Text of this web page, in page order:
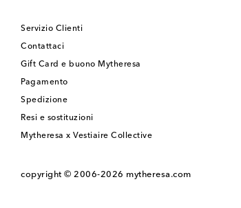
Servizio Clienti
Contattaci
Gift Card e buono Mytheresa
Pagamento
Spedizione
Resi e sostituzioni
Mytheresa x Vestiaire Collective
copyright © 2006-2026 mytheresa.com